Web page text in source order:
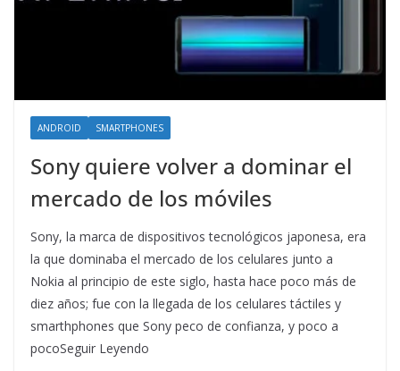
ANDROID SMARTPHONES
Sony quiere volver a dominar el
mercado de los móviles
Sony, la marca de dispositivos tecnológicos japonesa, era
la que dominaba el mercado de los celulares junto a
Nokia al principio de este siglo, hasta hace poco más de
diez años; fue con la llegada de los celulares táctiles y
smarthphones que Sony peco de confianza, y poco a
pocoSeguir Leyendo